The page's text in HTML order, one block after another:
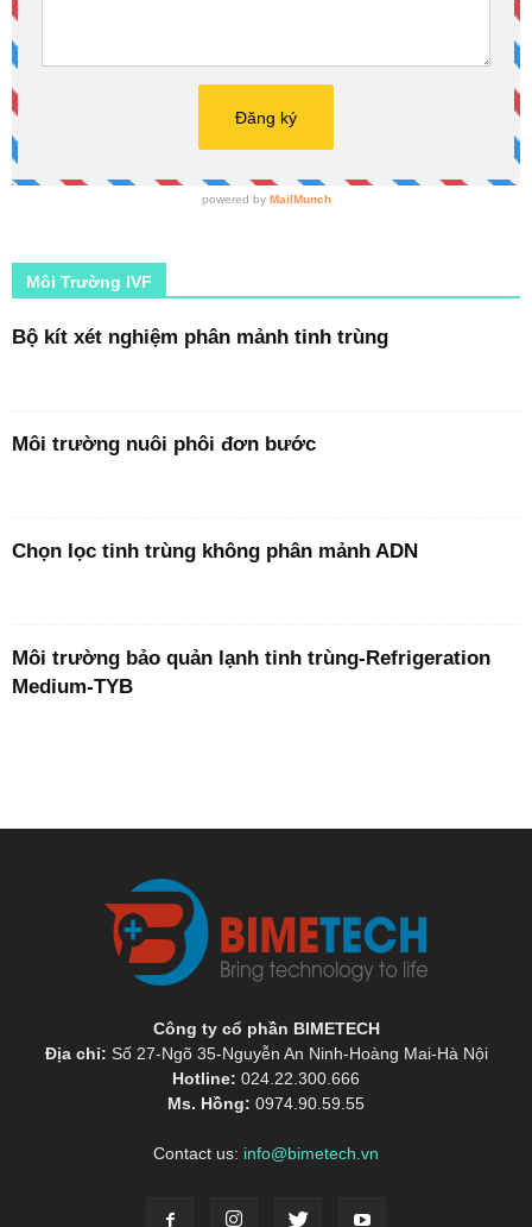
Môi Trường IVF
Bộ kít xét nghiệm phân mảnh tinh trùng
Môi trường nuôi phôi đơn bước
Chọn lọc tinh trùng không phân mảnh ADN
Môi trường bảo quản lạnh tinh trùng-Refrigeration
Medium-TYB
Công ty cổ phần BIMETECH
Địa chỉ: Số 27-Ngõ 35-Nguyễn An Ninh-Hoàng Mai-Hà Nội
Hotline: 024.22.300.666
Ms. Hồng: 0974.90.59.55
Contact us: info@bimetech.vn